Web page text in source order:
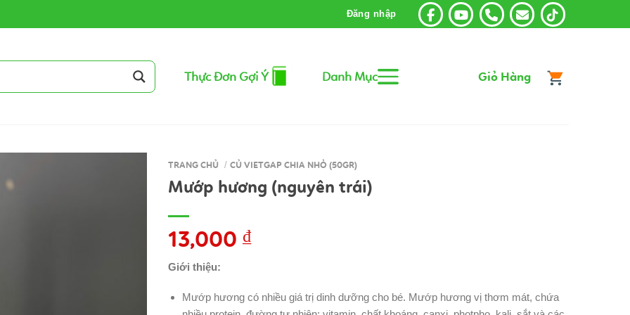
Đăng nhập
Thực Đơn Gợi Ý Danh Mục Giỏ Hàng
TRANG CHỦ / CỦ VIETGAP CHIA NHỎ (50GR)
Mướp hương (nguyên trái)
13,000 ₫
Giới thiệu:
Mướp hương có nhiều giá trị dinh dưỡng cho bé. Mướp hương vị thơm mát, chứa